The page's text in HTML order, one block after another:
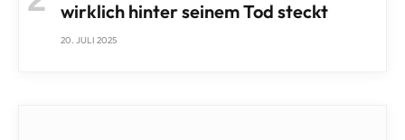
wirklich hinter seinem Tod steckt
20. JULI 2025